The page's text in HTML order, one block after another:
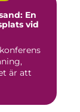
En
vid
är att